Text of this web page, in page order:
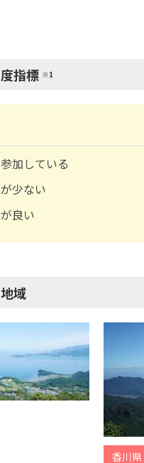
指標 ※1
加している
少ない
良い
域
香川県